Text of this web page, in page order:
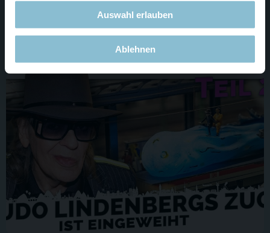
Auswahl erlauben
Ablehnen